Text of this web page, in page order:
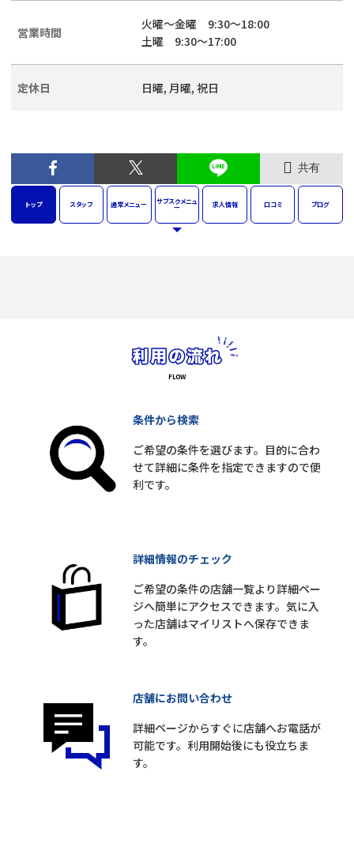
営業時間
火曜〜金曜 9:30～18:00
土曜 9:30～17:00
定休日 日曜, 月曜, 祝日
共有
トップ スタッフ 通常メニュー サブスクメニュ
ー 求人情報 口コミ ブログ
条件から検索
ご希望の条件を選びます。目的に合わ
せて詳細に条件を指定できますので便
利です。
詳細情報のチェック
ご希望の条件の店舗一覧より詳細ペー
ジへ簡単にアクセスできます。気に入
った店舗はマイリストへ保存できま
す。
店舗にお問い合わせ
詳細ページからすぐに店舗へお電話が
可能です。利用開始後にも役立ちま
す。